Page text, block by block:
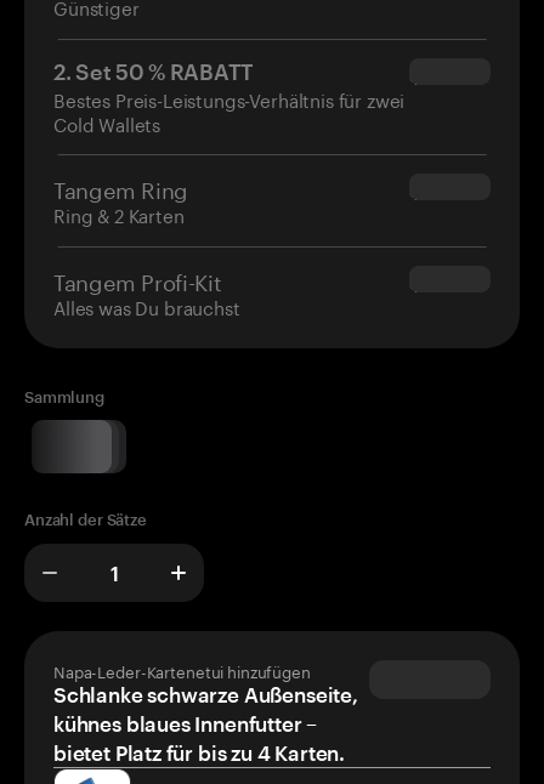
Günstiger
2. Set 50 % RABATT
Bestes Preis-Leistungs-Verhältnis für zwei
Cold Wallets
$34.95
Tangem Ring
Ring & 2 Karten
$160.00
Tangem Profi-Kit
Alles was Du brauchst
$180.00
Sammlung
Anzahl der Sätze
Napa-Leder-Kartenetui hinzufügen
Schlanke schwarze Außenseite,
kühnes blaues Innenfutter –
bietet Platz für bis zu 4 Karten.